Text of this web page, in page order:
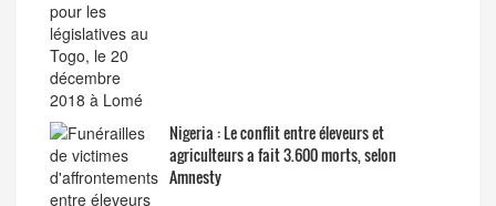
Nigeria : Le conflit entre éleveurs et
agriculteurs a fait 3.600 morts, selon
Amnesty